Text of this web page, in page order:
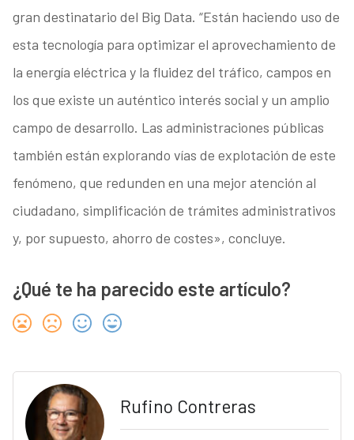
gran destinatario del Big Data. “Están haciendo uso de
esta tecnología para optimizar el aprovechamiento de
la energía eléctrica y la fluidez del tráfico, campos en
los que existe un auténtico interés social y un amplio
campo de desarrollo. Las administraciones públicas
también están explorando vías de explotación de este
fenómeno, que redunden en una mejor atención al
ciudadano, simplificación de trámites administrativos
y, por supuesto, ahorro de costes», concluye.
¿Qué te ha parecido este artículo?
Rufino Contreras